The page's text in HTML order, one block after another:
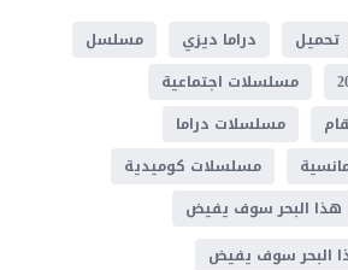
تحميل دراما ديزي
مسلسل
مسلسلات اجتماعية
مسلسلات دراما
مسلسلات كوميدية
هذا البحر سوف يفيض
البحر سوف يفيض